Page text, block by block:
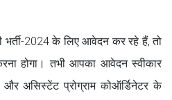
भर्ती-2024 के लिए आवेदन कर रहे हैं, तो
होगा। तभी आपका आवेदन स्वीकार
असिस्टेंट प्रोग्राम कोऑर्डिनेटर के